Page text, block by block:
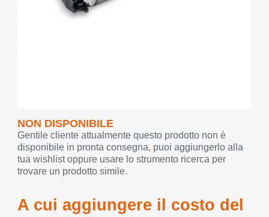
NON DISPONIBILE
Gentile cliente attualmente questo prodotto non è
disponibile in pronta consegna, puoi aggiungerlo alla
tua wishlist oppure usare lo strumento ricerca per
trovare un prodotto simile.
A cui aggiungere il costo del